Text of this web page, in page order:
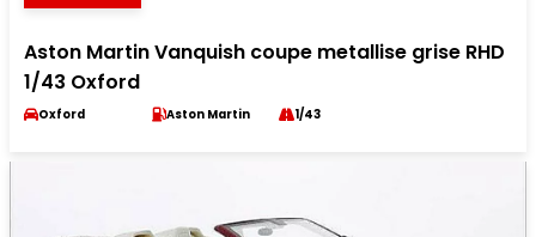
Aston Martin Vanquish coupe metallise grise RHD
1/43 Oxford
Oxford Aston Martin 1/43